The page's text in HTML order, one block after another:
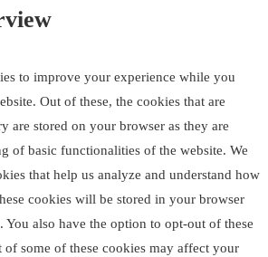
to improve your experience while you
Out of these, the cookies that are
are stored on your browser as they are
of basic functionalities of the website. We
that help us analyze and understand how
cookies will be stored in your browser
also have the option to opt-out of these
some of these cookies may affect your